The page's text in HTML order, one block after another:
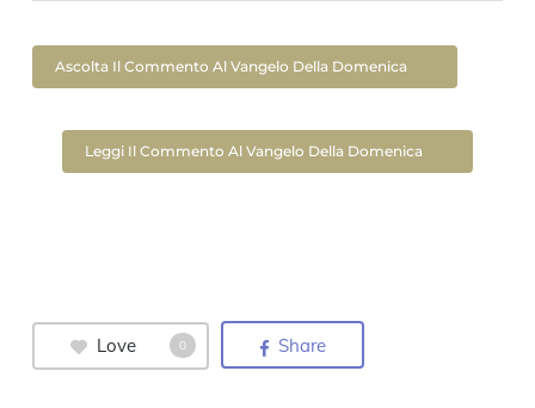
Ascolta Il Commento Al Vangelo Della Domenica
Leggi Il Commento Al Vangelo Della Domenica
Love 0 Share